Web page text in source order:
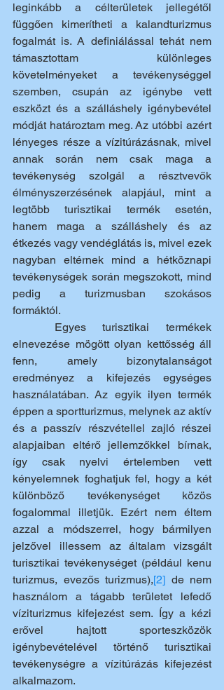
leginkább a célterületek jellegétől
függően kimerítheti a kalandturizmus
fogalmát is. A definiálással tehát nem
támasztottam különleges
követelményeket a tevékenységgel
szemben, csupán az igénybe vett
eszközt és a szálláshely igénybevétel
módját határoztam meg. Az utóbbi azért
lényeges része a vízitúrázásnak, mivel
annak során nem csak maga a
tevékenység szolgál a résztvevők
élményszerzésének alapjául, mint a
legtöbb turisztikai termék esetén,
hanem maga a szálláshely és az
étkezés vagy vendéglátás is, mivel ezek
nagyban eltérnek mind a hétköznapi
tevékenységek során megszokott, mind
pedig a turizmusban szokásos
formáktól.
elnevezése mögött olyan kettősség áll
fenn, amely bizonytalanságot
eredményez a kifejezés egységes
használatában. Az egyik ilyen termék
éppen a sportturizmus, melynek az aktív
és a passzív részvétellel zajló részei
alapjaiban eltérő jellemzőkkel bírnak,
így csak nyelvi értelemben vett
kényelemnek foghatjuk fel, hogy a két
különböző tevékenységet közös
fogalommal illetjük. Ezért nem éltem
azzal a módszerrel, hogy bármilyen
jelzővel illessem az általam vizsgált
turisztikai tevékenységet (például kenu
turizmus, evezős turizmus),[2] de nem
használom a tágabb területet lefedő
víziturizmus kifejezést sem. Így a kézi
erővel hajtott sporteszközök
igénybevételével történő turisztikai
tevékenységre a vízitúrázás kifejezést
alkalmazom.